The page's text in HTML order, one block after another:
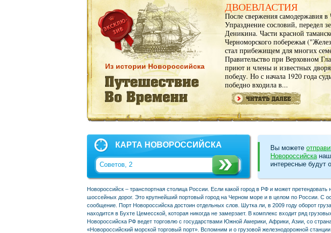
Из истории Новороссийска
ДВОЕВЛАСТИЯ
После свержения самодержавия
Упразднение сословий, передел
Деникина. Части красной
Черноморского побережья
стал прибежищем для многих
Правительство при Верховном
приют и члены и известных
победу. Но с начала 1920 года
победно входила в...
КАРТА НОВОРОССИЙСКА Вы можете
Новороссийска
интересные будут
Новороссийск – транспортная столица России. Если какой город в РФ и может
шоссейных дорог. Это крупнейший портовый город на Черном море и в целом по России. С
сообщение. Порт Новороссийска достоин отдельных слов. Шутка ли, в 2009 году оборот
находится в Бухте Цемесской, которая никогда не замерзает. В комплекс входит ряд
Новороссийска РФ ведет торговлю с государствами Южной Америки, Африки, Азии, со
«Новороссийский морской торговый порт». Вспомним и о грузовой железнодорожной